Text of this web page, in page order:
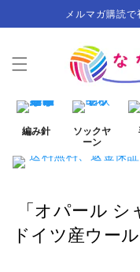
進む
メルマガ購読
編み針
ソックヤ
ーン
「オパール
ドイツ産ウー